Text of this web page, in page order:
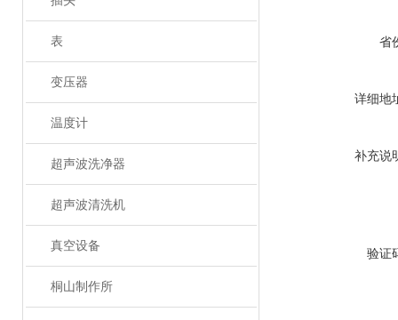
表
变压器
温度计
超声波洗净器
超声波清洗机
真空设备
桐山制作所
省
详细地
补充说
验证